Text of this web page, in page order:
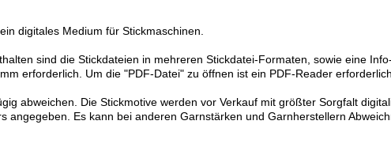
digitales Medium für Stickmaschinen.
sind die Stickdateien in mehreren Stickdatei-Formaten, sowie eine
erforderlich. Um die "PDF-Datei" zu öffnen ist ein PDF-Reader
abweichen. Die Stickmotive werden vor Verkauf mit größter Sorgfalt
Es kann bei anderen Garnstärken und Garnherstellern